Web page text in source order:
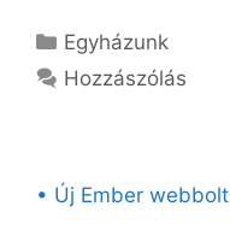
Kategória
Egyházunk
Hozzászólás
• Új Ember webbolt